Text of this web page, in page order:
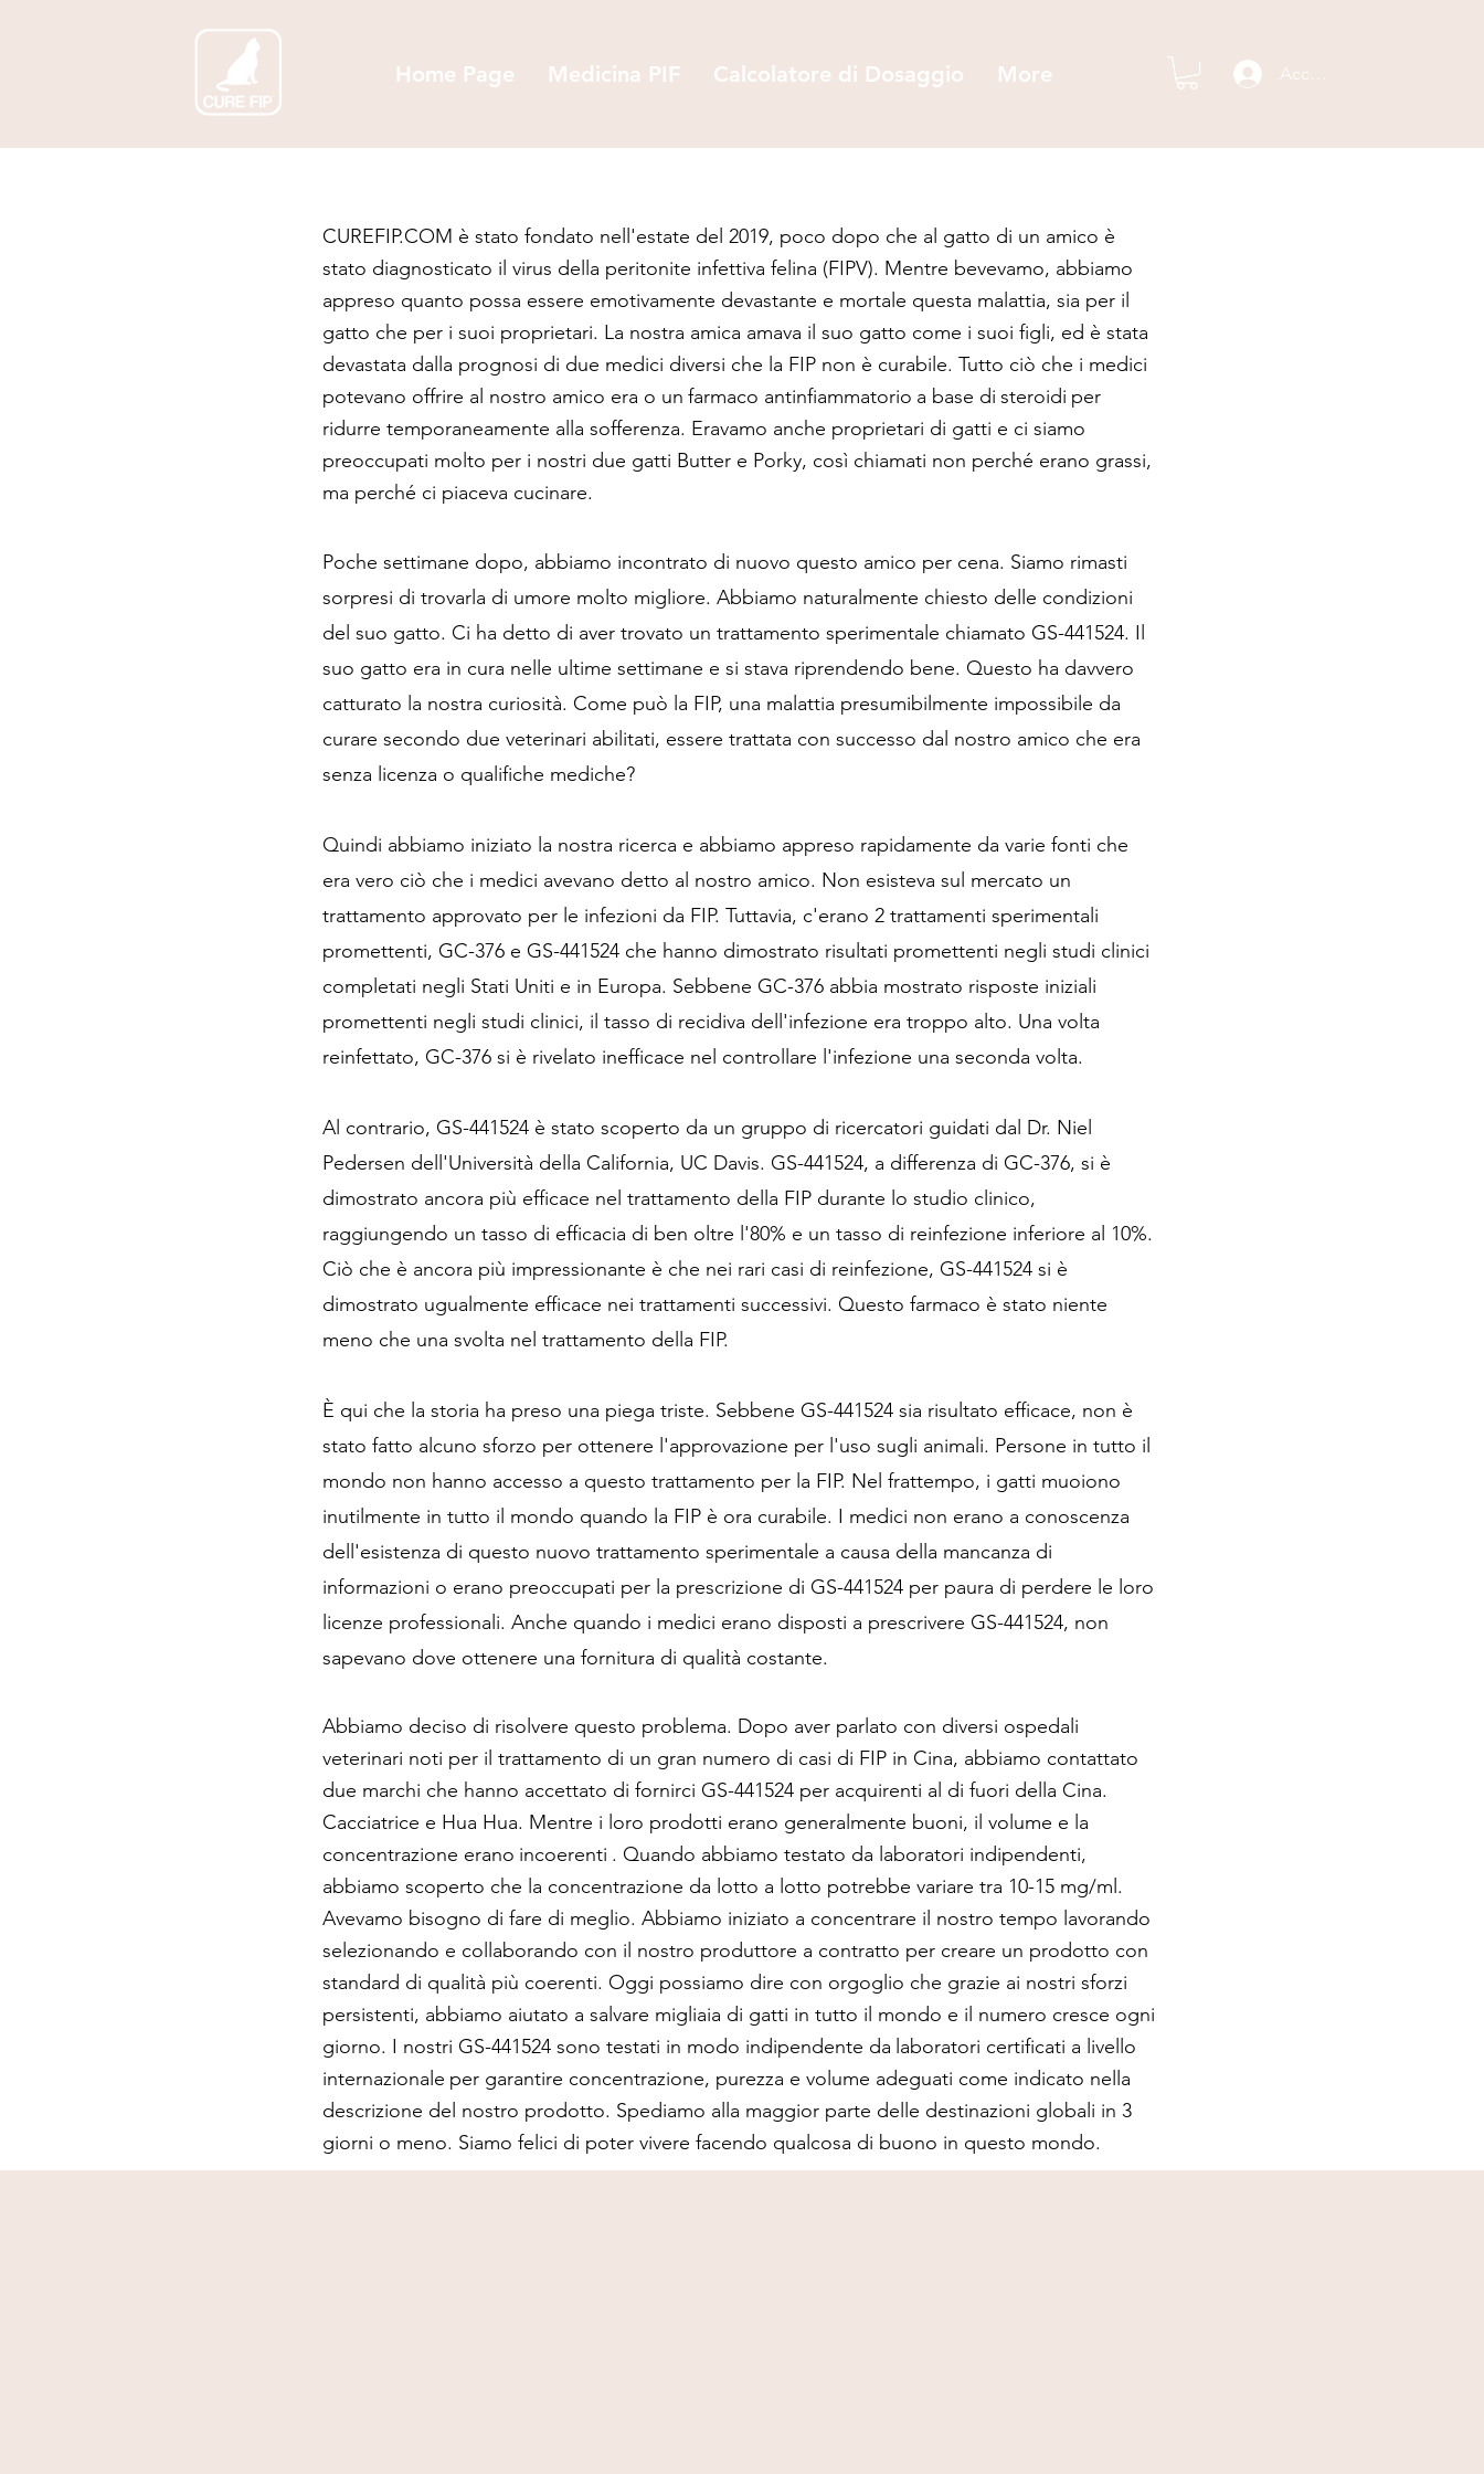
Home Page Medicina PIF Calcolatore di Dosaggio More Accedi
CUREFIP.COM è stato fondato nell'estate del 2019, poco dopo che al gatto di un amico è
stato diagnosticato il virus della peritonite infettiva felina (FIPV). Mentre bevevamo, abbiamo
appreso quanto possa essere emotivamente devastante e mortale questa malattia, sia per il
gatto che per i suoi proprietari. La nostra amica amava il suo gatto come i suoi figli, ed è stata
devastata dalla prognosi di due medici diversi che la FIP non è curabile. Tutto ciò che i medici
potevano offrire al nostro amico era o un farmaco antinfiammatorio a base di steroidi per
ridurre temporaneamente alla sofferenza. Eravamo anche proprietari di gatti e ci siamo
preoccupati molto per i nostri due gatti Butter e Porky, così chiamati non perché erano grassi,
ma perché ci piaceva cucinare.
Poche settimane dopo, abbiamo incontrato di nuovo questo amico per cena. Siamo rimasti
sorpresi di trovarla di umore molto migliore. Abbiamo naturalmente chiesto delle condizioni
del suo gatto. Ci ha detto di aver trovato un trattamento sperimentale chiamato GS-441524. Il
suo gatto era in cura nelle ultime settimane e si stava riprendendo bene. Questo ha davvero
catturato la nostra curiosità. Come può la FIP, una malattia presumibilmente impossibile da
curare secondo due veterinari abilitati, essere trattata con successo dal nostro amico che era
senza licenza o qualifiche mediche?
Quindi abbiamo iniziato la nostra ricerca e abbiamo appreso rapidamente da varie fonti che
era vero ciò che i medici avevano detto al nostro amico. Non esisteva sul mercato un
trattamento approvato per le infezioni da FIP. Tuttavia, c'erano 2 trattamenti sperimentali
promettenti, GC-376 e GS-441524 che hanno dimostrato risultati promettenti negli studi clinici
completati negli Stati Uniti e in Europa. Sebbene GC-376 abbia mostrato risposte iniziali
promettenti negli studi clinici, il tasso di recidiva dell'infezione era troppo alto. Una volta
reinfettato, GC-376 si è rivelato inefficace nel controllare l'infezione una seconda volta.
Al contrario, GS-441524 è stato scoperto da un gruppo di ricercatori guidati dal Dr. Niel
Pedersen dell'Università della California, UC Davis. GS-441524, a differenza di GC-376, si è
dimostrato ancora più efficace nel trattamento della FIP durante lo studio clinico,
raggiungendo un tasso di efficacia di ben oltre l'80% e un tasso di reinfezione inferiore al 10%.
Ciò che è ancora più impressionante è che nei rari casi di reinfezione, GS-441524 si è
dimostrato ugualmente efficace nei trattamenti successivi. Questo farmaco è stato niente
meno che una svolta nel trattamento della FIP.
È qui che la storia ha preso una piega triste. Sebbene GS-441524 sia risultato efficace, non è
stato fatto alcuno sforzo per ottenere l'approvazione per l'uso sugli animali. Persone in tutto il
mondo non hanno accesso a questo trattamento per la FIP. Nel frattempo, i gatti muoiono
inutilmente in tutto il mondo quando la FIP è ora curabile. I medici non erano a conoscenza
dell'esistenza di questo nuovo trattamento sperimentale a causa della mancanza di
informazioni o erano preoccupati per la prescrizione di GS-441524 per paura di perdere le loro
licenze professionali. Anche quando i medici erano disposti a prescrivere GS-441524, non
sapevano dove ottenere una fornitura di qualità costante.
Abbiamo deciso di risolvere questo problema. Dopo aver parlato con diversi ospedali
veterinari noti per il trattamento di un gran numero di casi di FIP in Cina, abbiamo contattato
due marchi che hanno accettato di fornirci GS-441524 per acquirenti al di fuori della Cina.
Cacciatrice e Hua Hua. Mentre i loro prodotti erano generalmente buoni, il volume e la
concentrazione erano incoerenti . Quando abbiamo testato da laboratori indipendenti,
abbiamo scoperto che la concentrazione da lotto a lotto potrebbe variare tra 10-15 mg/ml.
Avevamo bisogno di fare di meglio. Abbiamo iniziato a concentrare il nostro tempo lavorando
selezionando e collaborando con il nostro produttore a contratto per creare un prodotto con
standard di qualità più coerenti. Oggi possiamo dire con orgoglio che grazie ai nostri sforzi
persistenti, abbiamo aiutato a salvare migliaia di gatti in tutto il mondo e il numero cresce ogni
giorno. I nostri GS-441524 sono testati in modo indipendente da laboratori certificati a livello
internazionale per garantire concentrazione, purezza e volume adeguati come indicato nella
descrizione del nostro prodotto. Spediamo alla maggior parte delle destinazioni globali in 3
giorni o meno. Siamo felici di poter vivere facendo qualcosa di buono in questo mondo.